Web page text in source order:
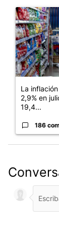
Un artículo
La
2,9% en
19,4...
186